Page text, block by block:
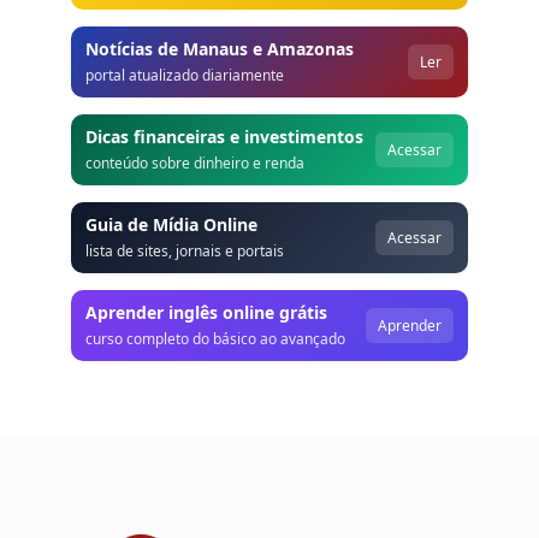
Notícias de Manaus e Amazonas
portal atualizado diariamente
Ler
Dicas financeiras e investimentos
conteúdo sobre dinheiro e renda
Acessar
Guia de Mídia Online
lista de sites, jornais e portais
Acessar
Aprender inglês online grátis
curso completo do básico ao avançado
Aprender